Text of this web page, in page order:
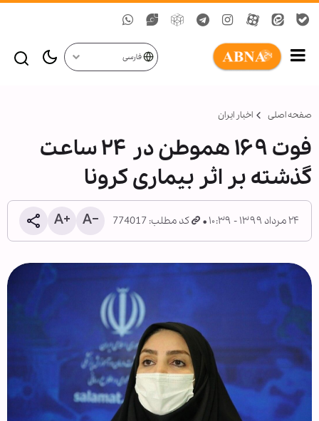
فارسی
صفحه اصلی اخبار ایران
فوت ۱۶۹ هموطن در ۲۴ ساعت
گذشته بر اثر بیماری کرونا
۲۴ مرداد ۱۳۹۹ - ۱۰:۳۹ کد مطلب: 774017